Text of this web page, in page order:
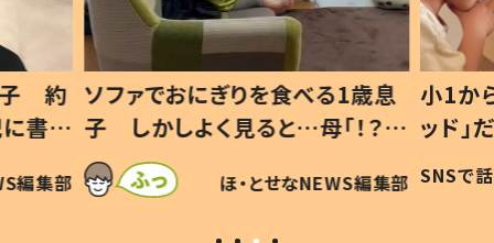
歳息
？」
編集部
小1から不登校、息子は「ギフテ
ッド」だった 父が“ウチ給食”を
作り続ける理由とは #令和の親
#令和の子
SNSで話題 ほ・とせなNEWS編集部
ひ孫
が、抱
「涙
い」